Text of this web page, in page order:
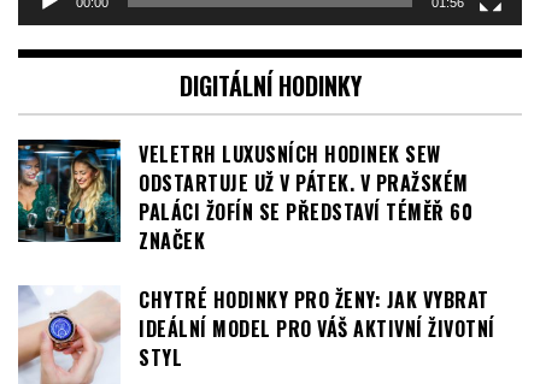
DIGITÁLNÍ HODINKY
VELETRH LUXUSNÍCH HODINEK SEW
ODSTARTUJE UŽ V PÁTEK. V PRAŽSKÉM
PALÁCI ŽOFÍN SE PŘEDSTAVÍ TÉMĚŘ 60
ZNAČEK
CHYTRÉ HODINKY PRO ŽENY: JAK VYBRAT
IDEÁLNÍ MODEL PRO VÁŠ AKTIVNÍ ŽIVOTNÍ
STYL